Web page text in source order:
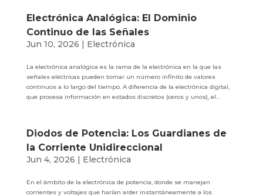
Electrónica Analógica: El Dominio
Continuo de las Señales
Jun 10, 2026 | Electrónica
La electrónica analógica es la rama de la electrónica en la que las
señales eléctricas pueden tomar un número infinito de valores
continuos a lo largo del tiempo. A diferencia de la electrónica digital,
que procesa información en estados discretos (ceros y unos), el...
Diodos de Potencia: Los Guardianes de
la Corriente Unidireccional
Jun 4, 2026 | Electrónica
En el ámbito de la electrónica de potencia, donde se manejan
corrientes y voltajes que harían arder instantáneamente a los